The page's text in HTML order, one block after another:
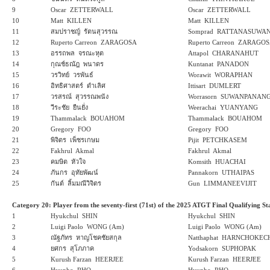
9
Oscar ZETTERWALL
Oscar ZETTERWALL
10
Matt KILLEN
Matt KILLEN
11
สมปราชญ์ รัตนสุวรรณ
Somprad
12
Ruperto Carreon ZARAGOSA
Ruperto Carreon
13
อรรถพล จรณะหุต
Attapol CHARANAHUT
14
กุณช์ธณัฎ พนาดร
Kuntanat PANADON
15
วรวิทย์ วรพันธ์
Worawit WORAPHAN
16
อิทธิศาสตร์ ดำเลิศ
Ittisart DUMLERT
17
วรสรณ์ สุวรรณพนัง
Worrasorn
18
วีระชัย ยืนยั่ง
Weerachai YUANYANG
19
Thammalack BOUAHOM
Thammalack BOUAHOM
20
Gregory FOO
Gregory FOO
21
พิจิตร เพ็ชรเกษม
Pijit PETCHKASEM
22
Fakhrul Akmal
Fakhrul Akmal
23
คมษิต หัวใจ
Komsith HUACHAI
24
ภันกร อุทัยพัฒน์
Pannakorn UTHAIPAS
25
กันต์ ลิ้มมณีวิจิตร Gun LIMMANEEVIJIT
Category 20: Player from the seventy-first (71st) of the 2025 ATGT Final Qualifying
1
Hyukchul SHIN
Hyukchul SHIN
2
Luigi Paolo WONG (Am)
Luigi Paolo WONG (Am)
3
ณัฐภัทร หาญโชคชัยสกุล
Natthaphat
4
ยศกร สุโภภาค
Yodsakorn SUPHOPAK
5
Kurush Farzan HEERJEE
Kurush Farzan HEERJEE